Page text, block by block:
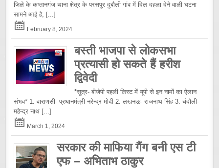
जिले के कप्तानगंज थाना क्षेत्र के परसपुर दुबौली गांव में दिल दहला देने वाली घटना
सामने आई है, [...]
February 8, 2024
बस्ती भाजपा से लोकसभा
प्रत्यासी हो सकते हैं हरीश
द्विवेदी
*सूत्र- बीजेपी पहली लिस्ट में यूपी से इन नामों का ऐलान
संभव* 1. वाराणसी- प्रधानमंत्री नरेन्द्र मोदी 2. लखनऊ- राजनाथ सिंह 3. चंदौली-
महेन्द्र नाथ [...]
March 1, 2024
सरकार की माफिया गैंग बनी एस टी
एफ – अभिताभ ठाकुर